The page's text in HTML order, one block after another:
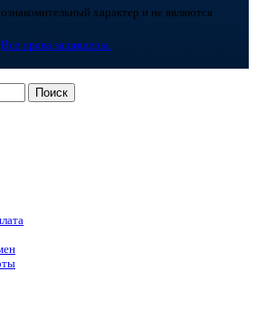
характер и не являются
Все права защищены.
Поиск